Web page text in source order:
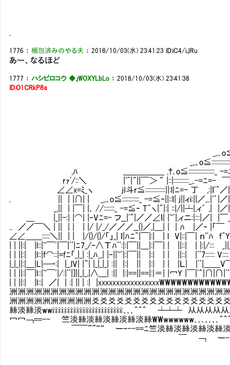
1776 ：梱包済みのやる夫 ：2018/10/03(水) 23:41:23 ID:iC4/iJRu
あー、なるほど
1777 ： ハシビロコウ ◆.jWOXYLbLo ：2018/10/03(水) 23:41:38
ID:O1CRkP8a
_,.｡o≦/::::::
_,.｡o≦::::::::::::/
,ﾊ ＿＿＿＿＿ ,†｡o≦:::::::::::::::::_ -=ﾆ二
rｧ'/::＼ |'^|＾||￣＞ " |::|::::::::::_,.-=ﾆ=- ￣|⌒||γ
∠∠x=ﾐ_ヽ jI斗r≦:::::::::::::||:l|ﾆ=- 丁 ,:|ｌ'＾／||ｎﾙ
. || | |∩| | _,.｡o≦:::::::::::_ -=≦‐||::ｌ| j||ィi:||／
_,|| | |￣| |､ //:::::::_ -=≦‐ T^ヽ|＾|:| ::|/||┴|,ィ´ ,| |／
＿ |_||-:| |⌒| |‐Vﾆ=- フ__|'＾|／／∠ｌ| |~ﾞ|,ィニ:|:::|／| |￣
.. ／／￣＼ | || | | | |/ |/_/／／／__{}／,|＿| | | ﾊ |／‐ |
∠∠＿＿:::::＼|| | | |/{}/{}/「」_| ｌ|ﾊﾆ^|￣|:| | l V|::|￣| ｎ'ﾞﾊ
| | ||:| |l::|~￣ﾞ|￣|¨|ﾆ7_/‐∧Τﾊ¨:|:|￣||＿|:|￣| | ||::| | |:|/
| | ||:| |l::|f⌒::|=fﾆ「_|_| :|_ﾊ_,| |‐||~ﾞ|:|￣|| |:| | | ||::| |¨7:::::: V::::
|_|_||:|＿|L|─‐:| |_,lV| |＾| |_|_|_| :|| |:| || |:| | | |Ｌ| |¨|＿＿V
| | ||:|￣|l::|~￣ﾞ|/:|¨|]||_|_,|∧＿| :|| |:|==||==|:|＝| |冖Y |￣|'＾|∩|∩|'´
| | ||:| |l::| ／| | :| || | :|
洲洲洲洲洲洲洲洲洲洲洲洲洲洲洲洲洲洲洲洲洲洲洲洲洲洲
洲洲洲洲洲洲洲洲洲洲爻爻爻爻爻爻爻爻爻爻爻爻爻爻爻爻
絲淡絲淡wwi:i:i:i:i:i:i:i:i:i:i:i:i:i:i:i:i:i:i:i:i:i:i:､､､＾＾＾ ┴┴┴ 从从从从
冖冖￢==-- 竺淡絲淡絲淡絲淡絲淡絲WWwwwwww､､､､､､､＾＾＾
￣￣””““ ー‐--==ﾆ竺淡絲淡絲淡絲淡絲淡絲
￣ ￢ ー- 竺淡絲淡絲淡